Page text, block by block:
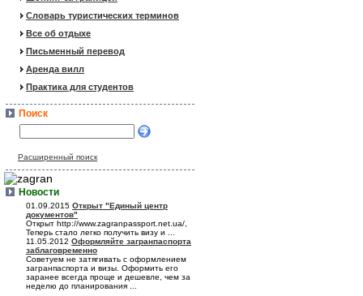
Словарь туристических терминов
Все об отдыхе
Письменный перевод
Аренда вилл
Практика для студентов
Поиск
Расширенный поиск
Новости
01.09.2015 Открыт "Единый центр
документов"
Открыт http://www.zagranpassport.net.ua/,
Теперь стало легко получить визу и ...
11.05.2012 Оформляйте загранпаспорта
заблаговременно
Советуем не затягивать с оформлением
загранпаспорта и визы. Оформить его
заранее всегда проще и дешевле, чем за
неделю до планирования ...